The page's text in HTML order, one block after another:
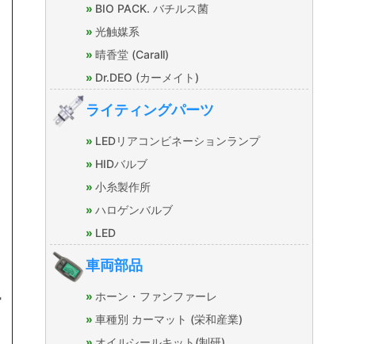
BIO PACK. バチルス菌
光触媒系
晴香堂 (Carall)
Dr.DEO (カーメイト)
ライティングパーツ
LEDリアコンビネーションランプ
HIDバルブ
小糸製作所
ハロゲンバルブ
LED
車両部品
ホーン・ファンファーレ
車種別 カーマット (栄和産業)